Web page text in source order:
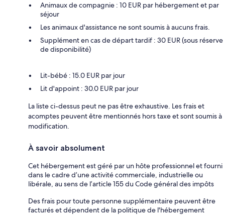
Animaux de compagnie : 10 EUR par hébergement et par
séjour
Les animaux d'assistance ne sont soumis à aucuns frais.
Supplément en cas de départ tardif : 30 EUR (sous réserve
de disponibilité)
Lit-bébé : 15.0 EUR par jour
Lit d'appoint : 30.0 EUR par jour
La liste ci-dessus peut ne pas être exhaustive. Les frais et
acomptes peuvent être mentionnés hors taxe et sont soumis à
modification.
À savoir absolument
Cet hébergement est géré par un hôte professionnel et fourni
dans le cadre d’une activité commerciale, industrielle ou
libérale, au sens de l’article 155 du Code général des impôts
Des frais pour toute personne supplémentaire peuvent être
facturés et dépendent de la politique de l'hébergement